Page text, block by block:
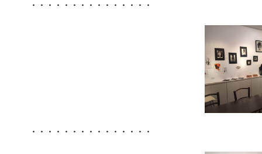
・・・・・・・・・・・・・・・
・・・・・・・・・・・・・・・